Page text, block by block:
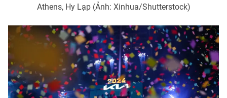
Athens, Hy Lạp (Ảnh: Xinhua/Shutterstock)